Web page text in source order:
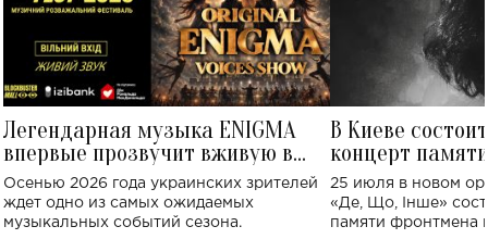
Легендарная музыка ENIGMA
впервые прозвучит вживую в
Украине: где состоится концерт
Осенью 2026 года украинских зрителей
ждет одно из самых ожидаемых
музыкальных событий сезона.
В Киеве
концерт
Клименко:
исполнят песни
25 июля в новом
«Де, Що, Інше»
памяти фронтмена